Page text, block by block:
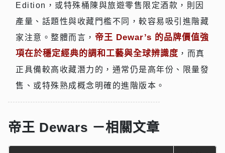
Edition，或特殊桶陳與旅遊零售限定酒款，則因
產量、話題性與收藏門檻不同，較容易吸引進階藏
家注意。整體而言， 帝王 Dewar’s 的品牌價值強
項在於穩定經典的調和工藝與全球辨識度 ，而真
正具備較高收藏潛力的，通常仍是高年份、限量發
售、或特殊熟成概念明確的進階版本。
帝王 Dewars －相關文章